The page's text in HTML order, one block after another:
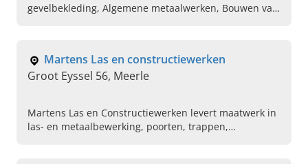
gevelbekleding, Algemene metaalwerken, Bouwen van
Martens Las en constructiewerken
Groot Eyssel 56, Meerle
Martens Las en Constructiewerken levert maatwerk in
las- en metaalbewerking, poorten, trappen,